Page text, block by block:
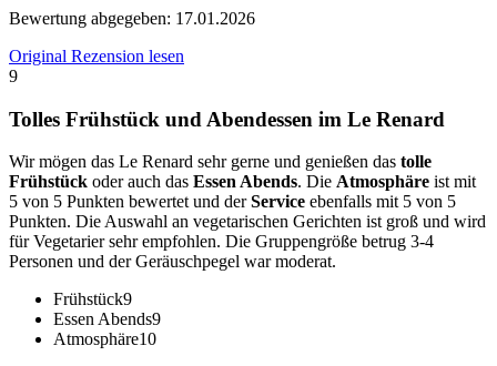
Bewertung abgegeben: 17.01.2026
Original Rezension lesen
9
Tolles Frühstück und Abendessen im Le Renard
Wir mögen das Le Renard sehr gerne und genießen das tolle
Frühstück oder auch das Essen Abends. Die Atmosphäre ist mit
5 von 5 Punkten bewertet und derService ebenfalls mit 5 von 5
Punkten. Die Auswahl an vegetarischen Gerichten ist groß und wird
für Vegetarier sehr empfohlen. Die Gruppengröße betrug 3-4
Personen und der Geräuschpegel war moderat.
Frühstück9
Essen Abends9
Atmosphäre10